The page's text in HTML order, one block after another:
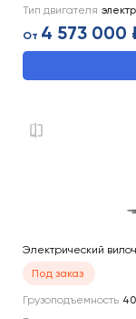
Тип двигателя
От 4 573 000
Электрический
Под заказ
Грузоподъемность